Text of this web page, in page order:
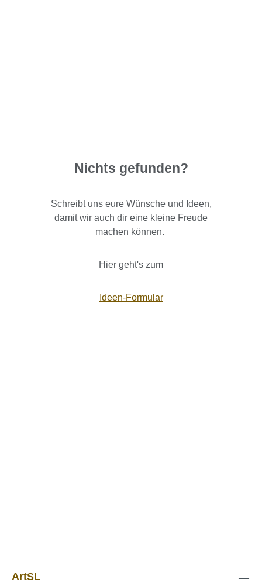
Nichts gefunden?
Schreibt uns eure Wünsche und Ideen,
damit wir auch dir eine kleine Freude
machen können.
Hier geht's zum
Ideen-Formular
ArtSL